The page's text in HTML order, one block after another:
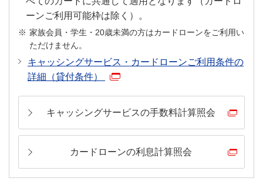
お支払口座に設定されるタイミングに応じて、次回ご
請求分が旧口座からのお引き落としとなる場合があり
ます。
会員専用WEBサービス「My Digital Connect」の「ご
利用明細照会(確定分)」にてお支払口座のご確認をお
件達成状況の反映が遅れる場合があります。あらかじ
めご了承ください。
de WOWSPO」「ABEMA de DAZN」「ABEMA
PPV」
ご利用明細上のご利用日に基づき、条件判定日時点
で三菱ＵＦＪニコス（株）に到着している売上伝票
を本条件の判定対象といたします。
クレジットカードを登録して支払う決済サービスの
ご利用などは対象外です。
本条件の判定対象となるご利用金額には、ポイント
アッププログラムの還元率は適用されません。
当該サービスの詳細はこちらよりご確認ください。
【コミックシーモア】
パーキングエリア内の店舗などを除く
「松弁ネット」：松屋・松のや・マイカリー食堂・ス
テーキ屋松・松軒中華食堂・すし松・トゥックントゥ
ックン・麦のトリコ・松太郎
「松屋モバイルオーダー」：松屋・松のや・マイカリ
ー食堂・ステーキ屋松・トゥックントゥックン・松太
郎の松屋モバイルオーダー導入済み店舗
の松弁デリバリー導入済み店舗
店頭決済および公式アプリでのモバイルオーダーの
【ヤマナカ】
「フランテ」・「フランテロゼ」も対象となりま
す。
ネットスーパーのご利用は対象外となります。
ーンご利用可能枠は除く）。
家族会員・学生・20歳未満の方はカードローンをご利用い
ただけません。
キャッシングサービス・カードローンご利用条件の
詳細（貸付条件）
キャッシングサービスの手数料計算照会
カードローンの利息計算照会